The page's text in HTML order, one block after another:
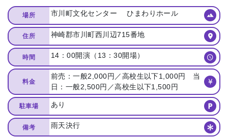
場所 市川町文化センター ひまわりホール
住所 神崎郡市川町西川辺715番地
時間 14：00開演（13：30開場）
料金
前売：一般2,000円／高校生以下1,000円 当
日：一般2,500円／高校生以下1,500円
駐車場 あり
備考 雨天決行